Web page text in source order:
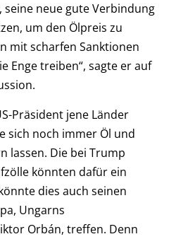
neue gute Verbindung
um den Ölpreis zu
mit scharfen Sanktionen
Enge treiben“, sagte er auf
Präsident jene Länder
sich noch immer Öl und
lassen. Die bei Trump
könnten dafür ein
dies auch seinen
Ungarns
Orbán, treffen. Denn